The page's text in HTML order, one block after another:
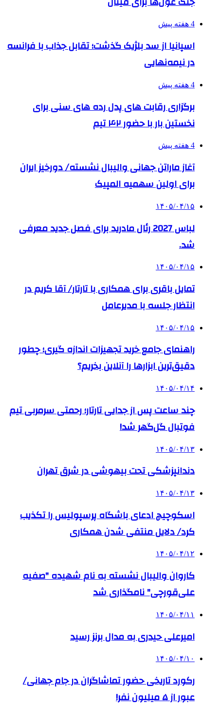
4 هفته پیش
اسپانیا از سد بلژیک گذشت؛ تقابل جذاب با فرانسه
در نیمه‌نهایی
4 هفته پیش
برگزاری رقابت های پدل رده های سنی برای
نخستین بار با حضور ۴۲ تیم
4 هفته پیش
آغاز ماراتن جهانی والیبال نشسته/ دورخیز ایران
برای اولین سهمیه المپیک
۱۴۰۵/۰۴/۱۵
لباس 2027 رئال مادرید برای فصل جدید معرفی
شد.
۱۴۰۵/۰۴/۱۵
تمایل باقری برای همکاری با تارتار/ آقا کریم در
انتظار جلسه با مدیرعامل
۱۴۰۵/۰۴/۱۵
راهنمای جامع خرید تجهیزات اندازه گیری؛ چطور
دقیق‌ترین ابزارها را آنلاین بخریم؟
۱۴۰۵/۰۴/۱۴
چند ساعت پس از جدایی تارتار؛ رحمتی سرمربی تیم
فوتبال گل‌گهر شد!
۱۴۰۵/۰۴/۱۳
دندانپزشکی تحت بیهوشی در شرق تهران
۱۴۰۵/۰۴/۱۳
اسکوچیچ ادعای باشگاه پرسپولیس را تکذیب
کرد/ دلایل منتفی شدن همکاری
۱۴۰۵/۰۴/۱۲
کاروان والیبال نشسته به نام شهیده "صفیه
علی‌قورچی" نامگذاری شد
۱۴۰۵/۰۴/۱۱
امیرعلی حیدری به مدال برنز رسید
۱۴۰۵/۰۴/۱۰
رکورد تاریخی حضور تماشاگران در جام جهانی/
عبور از ۵ میلیون نفر!